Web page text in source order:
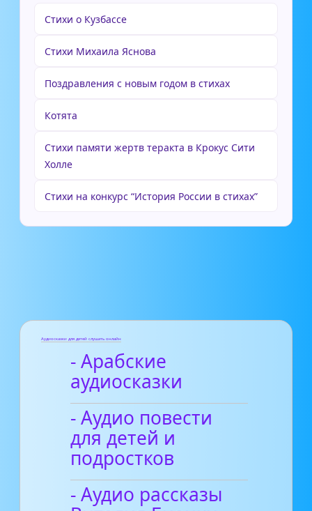
Стихи о Кузбассе
Стихи Михаила Яснова
Поздравления с новым годом в стихах
Котята
Стихи памяти жертв теракта в Крокус Сити
Холле
Стихи на конкурс “История России в стихах”
Аудиосказки для детей слушать онлайн
- Арабские
аудиосказки
- Аудио повести
для детей и
подростков
- Аудио рассказы